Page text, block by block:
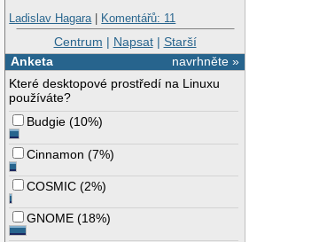
Ladislav Hagara| Komentářů: 11
Centrum | Napsat| Starší
navrhněte »
Anketa
Které desktopové prostředí na Linuxu
používáte?
Budgie (10%)
Cinnamon (7%)
COSMIC (2%)
GNOME (18%)